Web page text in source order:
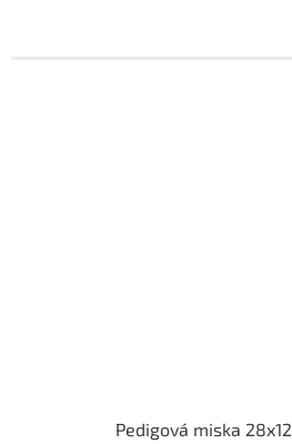
Pedigová miska